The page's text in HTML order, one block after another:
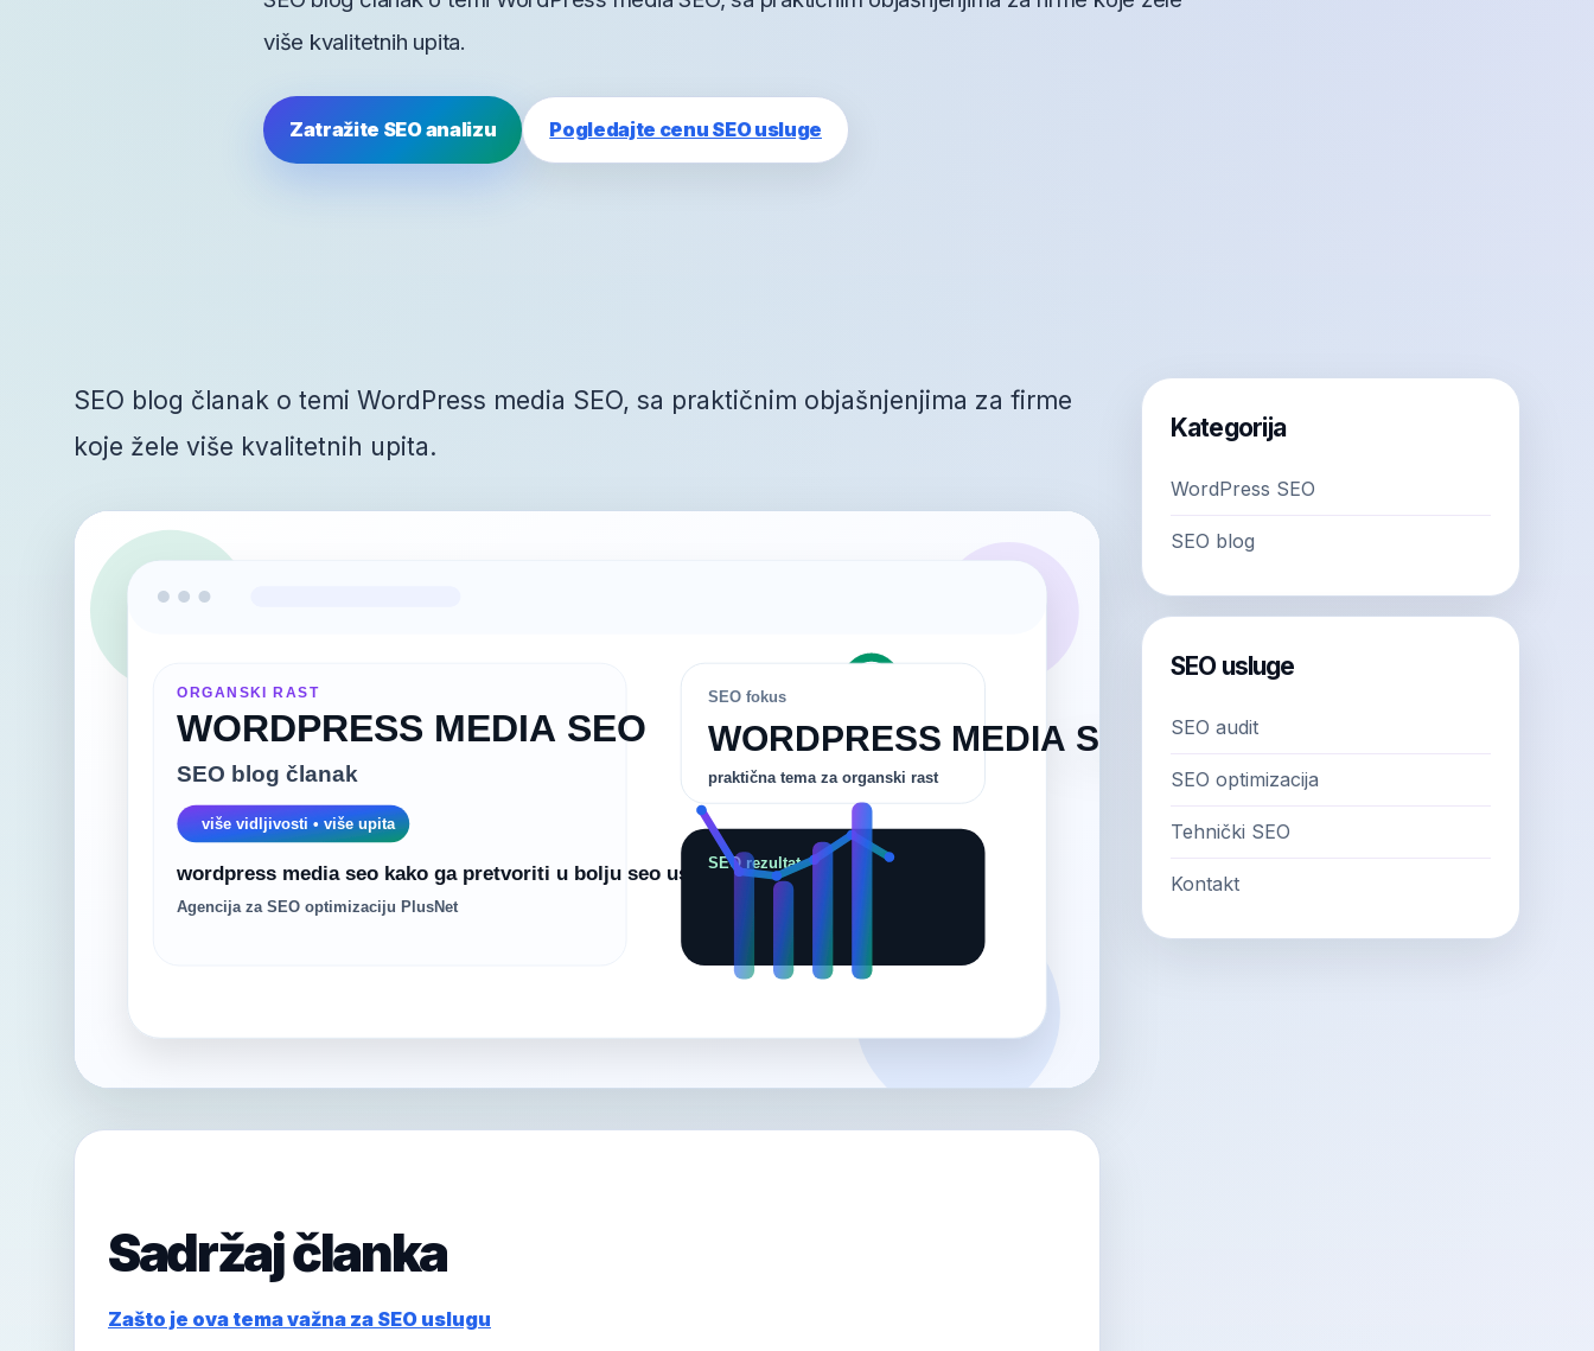
više kvalitetnih upita.
Zatražite SEO analizu Pogledajte cenu SEO usluge
SEO blog članak o temi WordPress media SEO, sa praktičnim objašnjenjima za firme
koje žele više kvalitetnih upita.
Sadržaj članka
Zašto je ova tema važna za SEO uslugu
Kategorija
WordPress SEO
SEO blog
SEO usluge
SEO audit
SEO optimizacija
Tehnički SEO
Kontakt